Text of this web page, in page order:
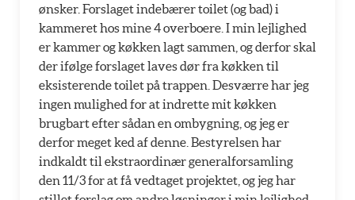
ønsker. Forslaget indebærer toilet (og bad) i
kammeret hos mine 4 overboere. I min lejlighed
er kammer og køkken lagt sammen, og derfor skal
der ifølge forslaget laves dør fra køkken til
eksisterende toilet på trappen. Desværre har jeg
ingen mulighed for at indrette mit køkken
brugbart efter sådan en ombygning, og jeg er
derfor meget ked af denne. Bestyrelsen har
indkaldt til ekstraordinær generalforsamling
den 11/3 for at få vedtaget projektet, og jeg har